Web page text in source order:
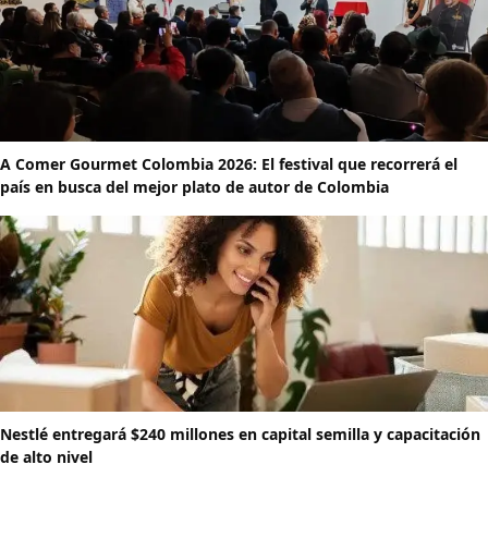
A Comer Gourmet Colombia 2026: El festival que recorrerá el
país en busca del mejor plato de autor de Colombia
Nestlé entregará $240 millones en capital semilla y capacitación
de alto nivel